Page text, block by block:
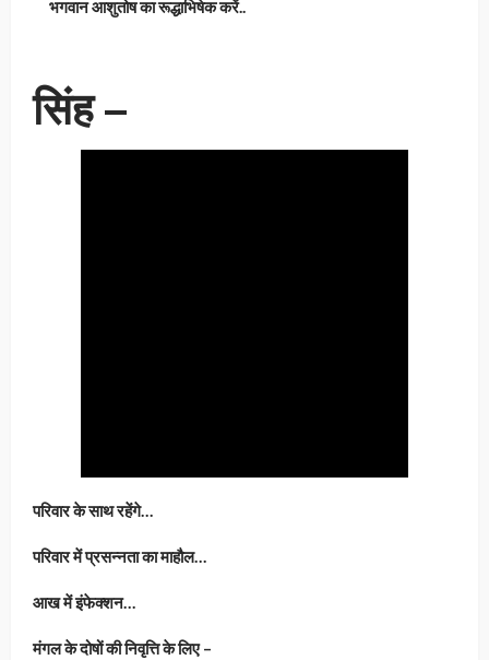
भगवान आशुतोष का रूद्धाभिषेक करें..
सिंह –
परिवार के साथ रहेंगे…
परिवार में प्रसन्नता का माहौल…
आख में इंफेक्शन…
मंगल के दोषों की निवृत्ति के लिए –